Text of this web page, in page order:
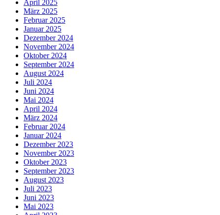
April 2025
März 2025
Februar 2025
Januar 2025
Dezember 2024
November 2024
Oktober 2024
September 2024
August 2024
Juli 2024
Juni 2024
Mai 2024
April 2024
März 2024
Februar 2024
Januar 2024
Dezember 2023
November 2023
Oktober 2023
September 2023
August 2023
Juli 2023
Juni 2023
Mai 2023